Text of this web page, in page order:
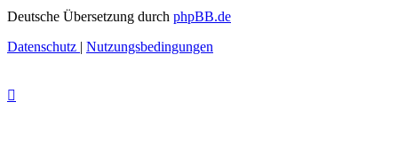
Deutsche Übersetzung durch phpBB.de
Datenschutz | Nutzungsbedingungen